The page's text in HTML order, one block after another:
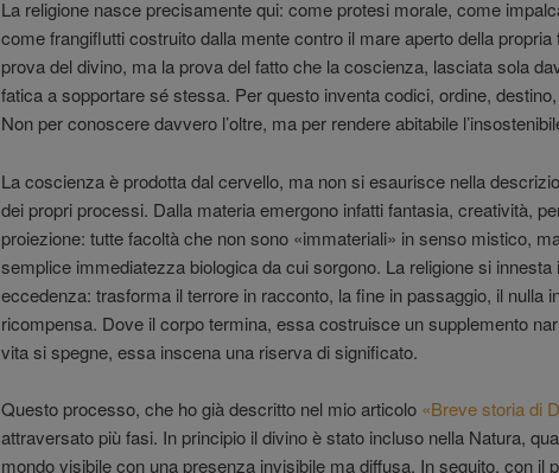
La religione nasce precisamente qui: come protesi morale, come
come frangiflutti costruito dalla mente contro il mare aperto della propria
prova del divino, ma la prova del fatto che la coscienza, lasciata sola
fatica a sopportare sé stessa. Per questo inventa codici, ordine,
Non per conoscere davvero l’oltre, ma per rendere abitabile
La coscienza è prodotta dal cervello, ma non si esaurisce nella
dei propri processi. Dalla materia emergono infatti fantasia, creatività,
proiezione: tutte facoltà che non sono «immateriali» in senso mistico,
semplice immediatezza biologica da cui sorgono. La religione si innesta
eccedenza: trasforma il terrore in racconto, la fine in passaggio, il nulla
ricompensa. Dove il corpo termina, essa costruisce un supplemento
vita si spegne, essa inscena una riserva di significato.
Questo processo, che ho già descritto nel mio articolo «Breve storia di
attraversato più fasi. In principio il divino è stato incluso nella Natura,
mondo visibile con una presenza invisibile ma diffusa. In seguito, con il